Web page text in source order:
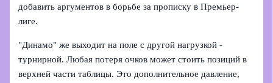
добавить аргументов в борьбе за прописку в Премьер-
лиге.
"Динамо" же выходит на поле с другой нагрузкой -
турнирной. Любая потеря очков может стоить позиций в
верхней части таблицы. Это дополнительное давление,